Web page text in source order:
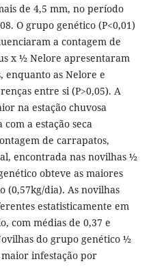
de 4,5 mm, no período
O grupo genético (P<0,01)
a contagem de
x ½ Nelore apresentaram
enquanto as Nelore e
entre si (P>0,05). A
na estação chuvosa
a estação seca
de carrapatos,
encontrada nas novilhas ½
obteve as maiores
(0,57kg/dia). As novilhas
estatisticamente em
com médias de 0,37 e
do grupo genético ½
infestação por